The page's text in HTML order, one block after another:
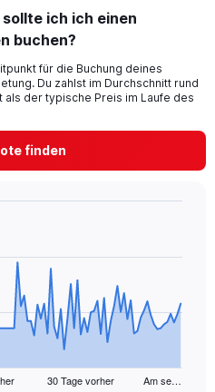
ich ich einen
buchen?
für die Buchung deines
Du zahlst im Durchschnitt rund
als der typische Preis im Laufe des
finden
30 Tage vorher Am se…